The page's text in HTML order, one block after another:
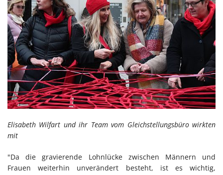
Elisabeth Wilfart und ihr Team vom Gleichstellungsbüro wirkten
mit
"Da die gravierende Lohnlücke zwischen Männern und
Frauen weiterhin unverändert besteht, ist es wichtig,